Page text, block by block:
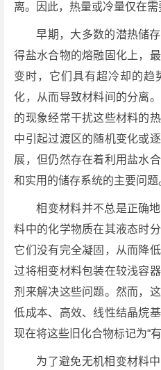
离。因此，热量或冷量仅在需
早期，大多数的潜热储
得盐水合物的熔融固化上，
变时，它们具有超冷却的趋
化，从而导致材料间的分离
的现象经常干扰这些材料的
中引起过渡区的随机变化或
展，但仍然存在着利用盐水
和实用的储存系统的主要问题
相变材料并不总是正确
料中的化学物质在其液态时
它们没有完全凝固，从而降
过将相变材料包装在较浅容
剂来解决这些问题。然而，
低成本、高效、线性结晶烷
现在将这些旧化合物标记为“
为了避免无机相变材料